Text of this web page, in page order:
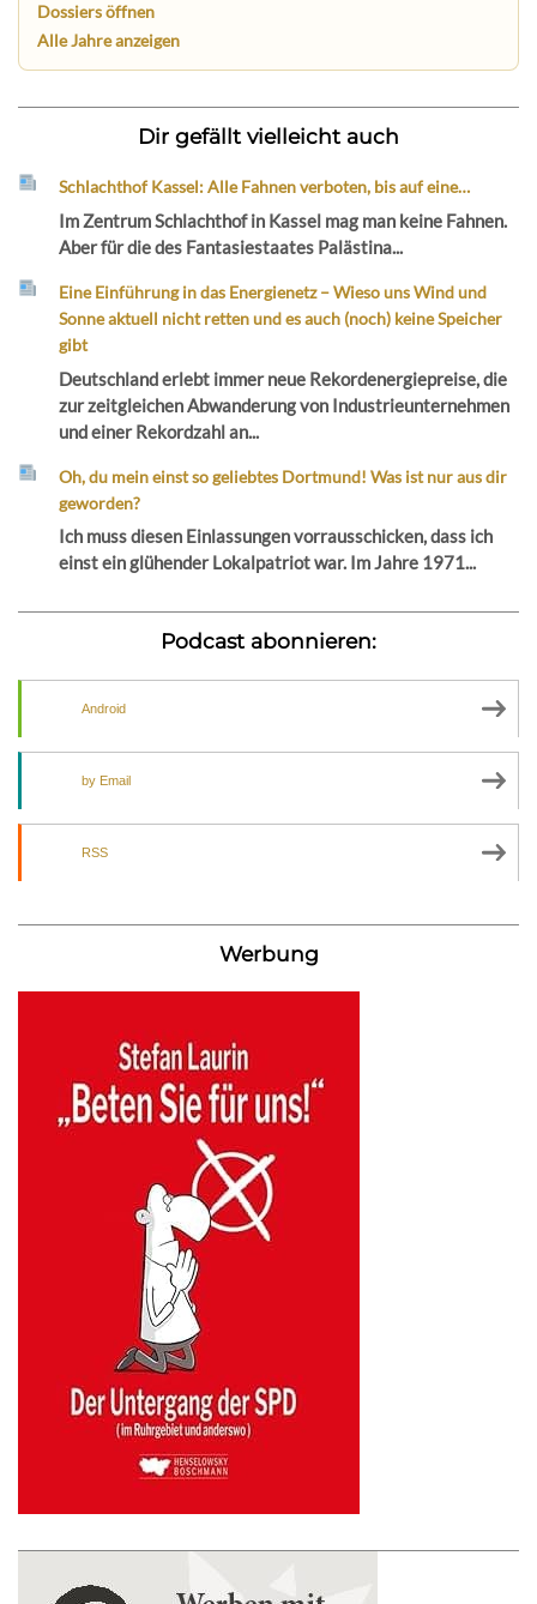
Dossiers öffnen
Alle Jahre anzeigen
Dir gefällt vielleicht auch
Schlachthof Kassel: Alle Fahnen verboten, bis auf eine…
Im Zentrum Schlachthof in Kassel mag man keine Fahnen.
Aber für die des Fantasiestaates Palästina...
Eine Einführung in das Energienetz – Wieso uns Wind und
Sonne aktuell nicht retten und es auch (noch) keine Speicher
gibt
Deutschland erlebt immer neue Rekordenergiepreise, die
zur zeitgleichen Abwanderung von Industrieunternehmen
und einer Rekordzahl an...
Oh, du mein einst so geliebtes Dortmund! Was ist nur aus dir
geworden?
Ich muss diesen Einlassungen vorrausschicken, dass ich
einst ein glühender Lokalpatriot war. Im Jahre 1971...
Podcast abonnieren:
Android
by Email
RSS
Werbung